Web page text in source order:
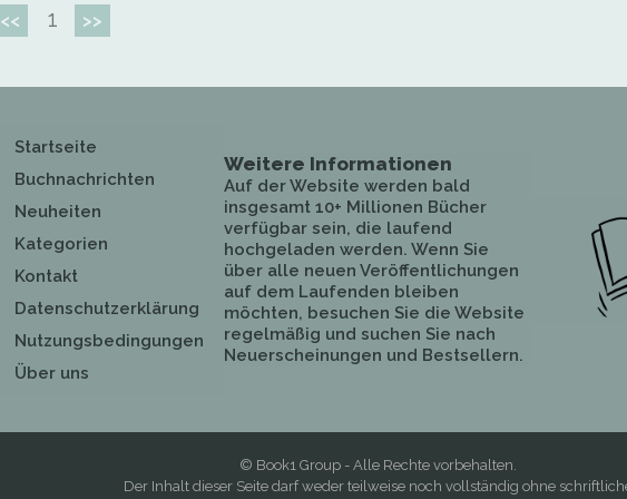
<< 1 >>
Startseite
Buchnachrichten
Neuheiten
Kategorien
Kontakt
Datenschutzerklärung
Nutzungsbedingungen
Über uns
Weitere Informationen
Auf der Website werden bald
insgesamt 10+ Millionen Bücher
verfügbar sein, die laufend
hochgeladen werden. Wenn Sie
über alle neuen Veröffentlichungen
auf dem Laufenden bleiben
möchten, besuchen Sie die Website
regelmäßig und suchen Sie nach
Neuerscheinungen und Bestsellern.
© Book1 Group - Alle Rechte vorbehalten.
Der Inhalt dieser Seite darf weder teilweise noch vollständig ohne